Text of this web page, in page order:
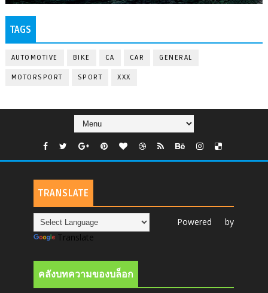
TAGS
AUTOMOTIVE BIKE CA CAR GENERAL
MOTORSPORT SPORT XXX
TRANSLATE
Powered by
Translate
คลังบทความของบล็อก